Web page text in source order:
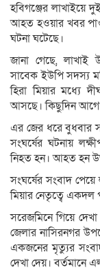
হবিগঞ্জের লাখাইয়ে
আহত হওয়ার খবর
ঘটনা ঘটেছে।
জানা গেছে, লাখাই
সাবেক ইউপি সদস্য
হিরা মিয়ার মধ্যে
আসছে। কিছুদিন
এর জের ধরে বুধবার
সংঘর্ষের ঘটনায়
নিহত হন। আহত হন
সংঘর্ষের সংবাদ পেয়ে
মিয়ার নেতৃত্বে একদল
সরেজমিনে গিয়ে দেখা
জেলার নাসিরনগর
একজনের মৃত্যুর
দেখা দেয়। বর্তমানে